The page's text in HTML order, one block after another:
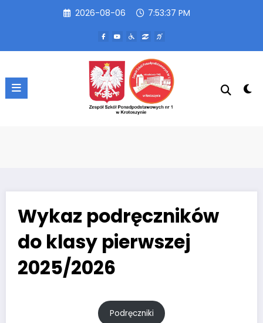
2026-08-06 7:53:38 PM
Wykaz podręczników
do klasy pierwszej
2025/2026
Podręczniki